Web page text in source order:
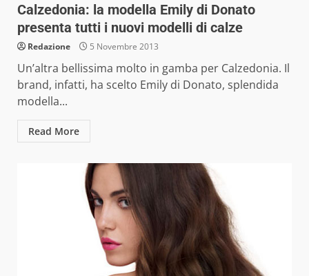
Calzedonia: la modella Emily di Donato
presenta tutti i nuovi modelli di calze
Redazione 5 Novembre 2013
Un’altra bellissima molto in gamba per Calzedonia. Il
brand, infatti, ha scelto Emily di Donato, splendida
modella...
Read More